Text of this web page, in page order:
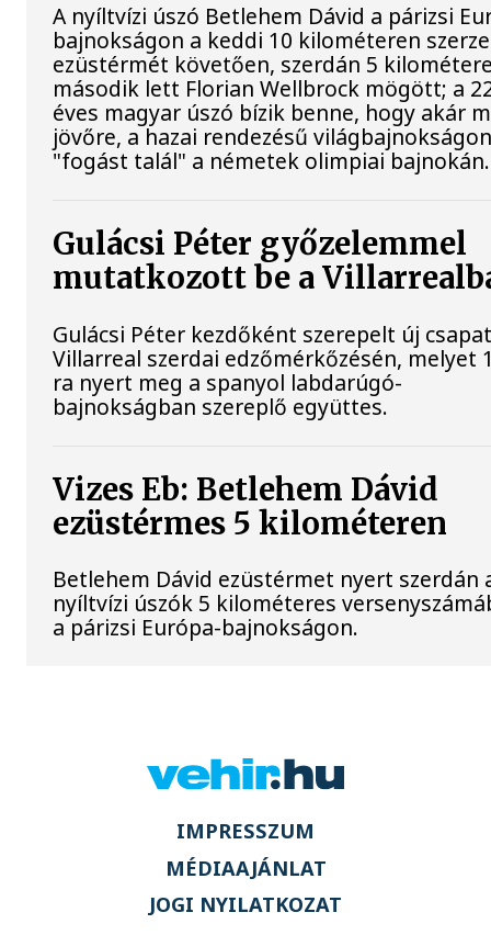
A nyíltvízi úszó Betlehem Dávid a párizsi
bajnokságon a keddi 10 kilométeren
ezüstérmét követően, szerdán 5
második lett Florian Wellbrock mögött; a
éves magyar úszó bízik benne, hogy akár
jövőre, a hazai rendezésű
"fogást talál" a németek olimpiai bajnokán.
Gulácsi Péter győzelemmel
mutatkozott be a
Gulácsi Péter kezdőként szerepelt új
Villarreal szerdai edzőmérkőzésén, melyet
ra nyert meg a spanyol labdarúgó-
bajnokságban szereplő együttes.
Vizes Eb: Betlehem Dávid
ezüstérmes 5 kilométeren
Betlehem Dávid ezüstérmet nyert szerdán
nyíltvízi úszók 5 kilométeres
a párizsi Európa-bajnokságon.
IMPRESSZUM
MÉDIAAJÁNLAT
JOGI NYILATKOZAT